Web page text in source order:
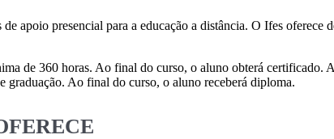
presencial para a educação a distância. O Ifes oferece
de 360 horas. Ao final do curso, o aluno obterá certificado.
graduação. Ao final do curso, o aluno receberá diploma.